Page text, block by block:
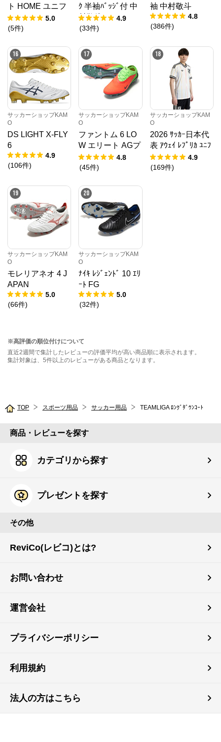
ト HOME ユニフ
ォーム
5.0
(5件)
ｸ 半袖ﾊﾞｯｼﾞ付 中
村敬斗
4.9
(33件)
袖 中村敬斗
4.8
(386件)
16
サッカーショップKAM
O
DS LIGHT X-FLY
6
4.9
(106件)
17
サッカーショップKAM
O
ファントム 6 LO
W エリート AGプ
ロ EH
4.8
(45件)
18
サッカーショップKAM
O
2026 ｻｯｶｰ日本代
表 ｱｳｪｲ ﾚﾌﾟﾘｶ ﾕﾆﾌ
ｫｰﾑ
4.9
(169件)
19
サッカーショップKAM
O
モレリアネオ 4 J
APAN
5.0
(66件)
20
サッカーショップKAM
O
ﾅｲｷ ﾚｼﾞｪﾝﾄﾞ 10 ｴﾘ
ｰﾄ FG
5.0
(32件)
※高評価の順位付けについて
直近2週間で集計したレビューの評価平均が高い商品順に表示されます。
集計対象は、5件以上のレビューがある商品となります。
TOP スポーツ用品 サッカー用品 TEAMLIGA ﾛﾝｸﾞﾀﾞｳﾝｺｰﾄ
商品・レビューを探す
カテゴリから探す
プレゼントを探す
その他
ReviCo(レビコ)とは?
お問い合わせ
運営会社
プライバシーポリシー
利用規約
法人の方はこちら